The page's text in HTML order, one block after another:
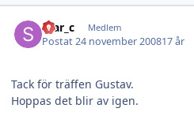
Star_c Medlem
Postat24 november 200817 år
Tack för träffen Gustav.
Hoppas det blir av igen.